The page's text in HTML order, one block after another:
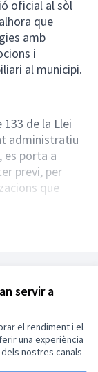
servir a
el rendiment i el
una experiència
nostres canals
oficial al sòl
que
amb
i
al municipi.
de la Llei
administratiu
es porta a
previ, per
que
trametre per
LES
962